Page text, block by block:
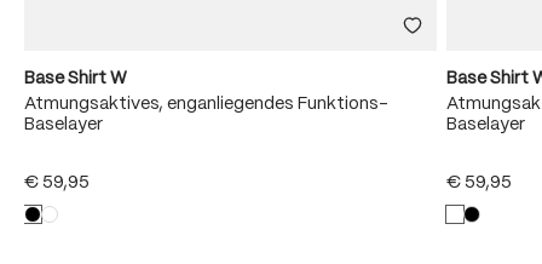
Base Shirt W
Atmungsaktives, enganliegendes Funktions-
Baselayer
€ 59,95
Base Shirt
Baselayer
€ 59,95